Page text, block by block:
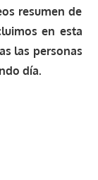
resumen de
en esta
las personas
día.